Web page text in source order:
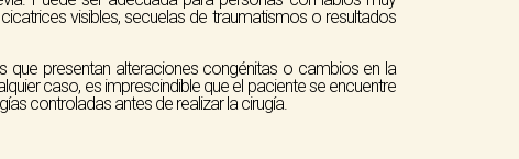
visibles, secuelas de traumatismos o resultados
que presentan alteraciones congénitas o cambios en la
caso, es imprescindible que el paciente se encuentre
controladas antes de realizar la cirugía.